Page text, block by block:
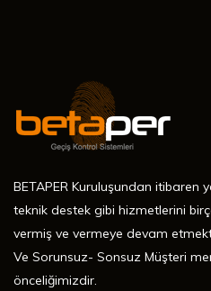
BETAPER Kuruluşundan itibaren
teknik destek gibi hizmetlerini
vermiş ve vermeye devam
Ve Sorunsuz- Sonsuz Müşteri
önceliğimizdir.